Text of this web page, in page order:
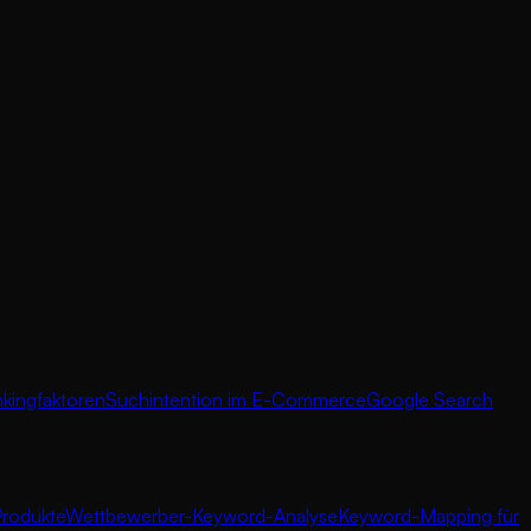
Suchintention im E-CommerceGoogle Search
Wettbewerber-Keyword-AnalyseKeyword-Mapping für